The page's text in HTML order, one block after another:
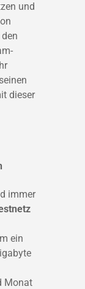
und
dieser
immer
ein
Monat